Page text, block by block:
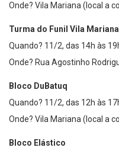
Onde? Vila Mariana (local a
Turma do Funil Vila Mariana
Quando? 11/2, das 14h às
Onde? Rua Agostinho
Bloco DuBatuq
Quando? 11/2, das 12h às
Onde? Vila Mariana (local a
Bloco Elástico